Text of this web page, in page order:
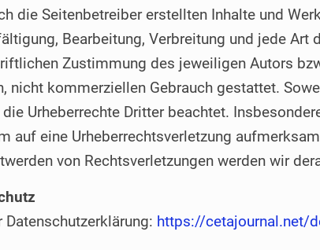
die Seitenbetreiber erstellten Inhalte und
Bearbeitung, Verbreitung und jede Art
Zustimmung des jeweiligen Autors
nicht kommerziellen Gebrauch gestattet.
Urheberrechte Dritter beachtet.
auf eine Urheberrechtsverletzung
von Rechtsverletzungen werden wir
Datenschutzerklärung: https://cetajournal.net/